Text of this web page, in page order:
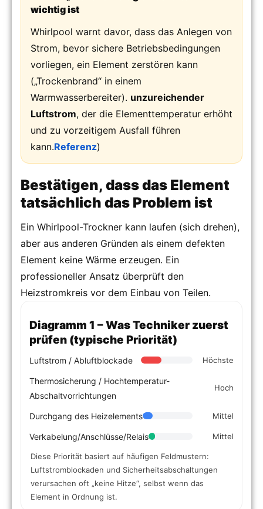
wichtig ist
Whirlpool warnt davor, dass das Anlegen von
Strom, bevor sichere Betriebsbedingungen
vorliegen, ein Element zerstören kann
(„Trockenbrand“ in einem
Warmwasserbereiter). unzureichender
Luftstrom, der die Elementtemperatur erhöht
und zu vorzeitigem Ausfall führen
kann.Referenz)
Bestätigen, dass das Element
tatsächlich das Problem ist
Ein Whirlpool-Trockner kann laufen (sich drehen),
aber aus anderen Gründen als einem defekten
Element keine Wärme erzeugen. Ein
professioneller Ansatz überprüft den
Heizstromkreis vor dem Einbau von Teilen.
Diagramm 1 – Was Techniker zuerst
prüfen (typische Priorität)
Luftstrom / Abluftblockade Höchste
Thermosicherung / Hochtemperatur-
Abschaltvorrichtungen
Hoch
Durchgang des Heizelements Mittel
Verkabelung/Anschlüsse/Relais Mittel
Diese Priorität basiert auf häufigen Feldmustern:
Luftstromblockaden und Sicherheitsabschaltungen
verursachen oft „keine Hitze“, selbst wenn das
Element in Ordnung ist.